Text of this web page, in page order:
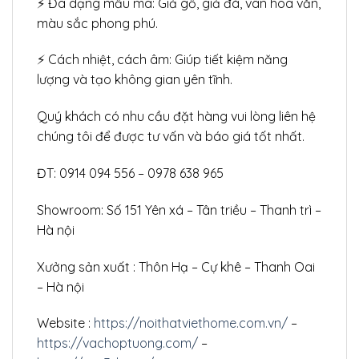
màu sắc phong phú.
⚡ Cách nhiệt, cách âm: Giúp tiết kiệm năng
lượng và tạo không gian yên tĩnh.
Quý khách có nhu cầu đặt hàng vui lòng liên hệ
chúng tôi để được tư vấn và báo giá tốt nhất.
ĐT: 0914 094 556 – 0978 638 965
Showroom: Số 151 Yên xá – Tân triều – Thanh trì –
Hà nội
Xưởng sản xuất : Thôn Hạ – Cự khê – Thanh Oai
– Hà nội
Website : https://noithatviethome.com.vn/ –
https://vachoptuong.com/ –